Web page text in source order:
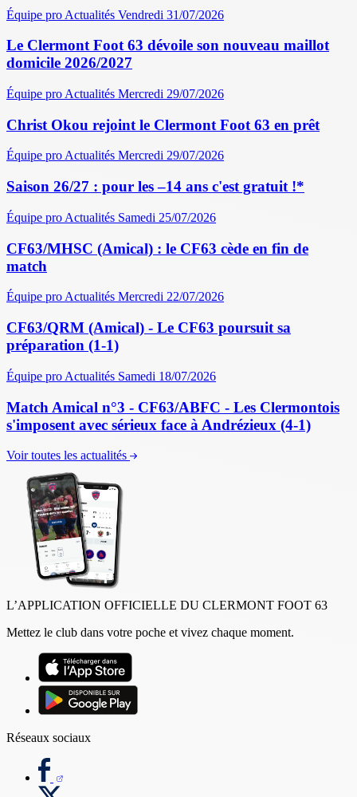
Équipe pro Actualités Vendredi 31/07/2026
Le Clermont Foot 63 dévoile son nouveau maillot
domicile 2026/2027
Équipe pro Actualités Mercredi 29/07/2026
Christ Okou rejoint le Clermont Foot 63 en prêt
Équipe proActualités Mercredi 29/07/2026
Saison 26/27 : pour les –14 ans c'est gratuit !*
Équipe pro Actualités Samedi 25/07/2026
CF63/MHSC (Amical) : le CF63 cède en fin de
match
Équipe pro Actualités Mercredi 22/07/2026
CF63/QRM (Amical) - Le CF63 poursuit sa
préparation (1-1)
Équipe pro Actualités Samedi 18/07/2026
Match Amical n°3 - CF63/ABFC - Les Clermontois
s'imposent avec sérieux face à Andrézieux (4-1)
Voir toutes les actualités
L’APPLICATION OFFICIELLE DU CLERMONT FOOT 63
Mettez le club dans votre poche et vivez chaque moment.
Réseaux sociaux